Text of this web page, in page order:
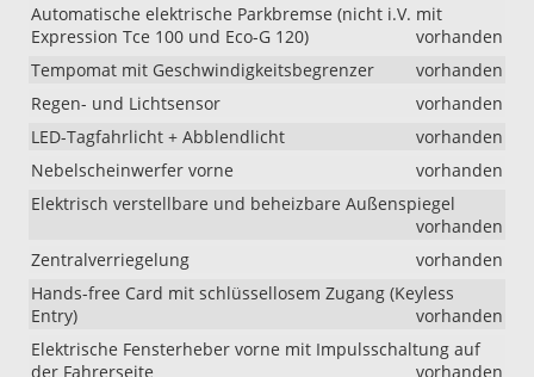
Automatische elektrische Parkbremse (nicht i.V. mit
Expression Tce 100 und Eco-G 120)
vorhanden
Tempomat mit Geschwindigkeitsbegrenzer
vorhanden
Regen- und Lichtsensor
vorhanden
LED-Tagfahrlicht + Abblendlicht
vorhanden
Nebelscheinwerfer vorne
vorhanden
Elektrisch verstellbare und beheizbare Außenspiegel
vorhanden
Zentralverriegelung
vorhanden
Hands-free Card mit schlüssellosem Zugang (Keyless
Entry)
vorhanden
Elektrische Fensterheber vorne mit Impulsschaltung auf
der Fahrerseite
vorhanden